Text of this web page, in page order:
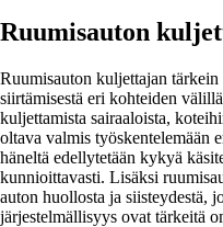
Ruumisauton
Ruumisauton kuljettajan
siirtämisestä eri kohteiden
kuljettamista sairaaloista,
oltava valmis työskentelemään
häneltä edellytetään kykyä
kunnioittavasti. Lisäksi
auton huollosta ja siisteydestä,
järjestelmällisyys ovat tärkeitä